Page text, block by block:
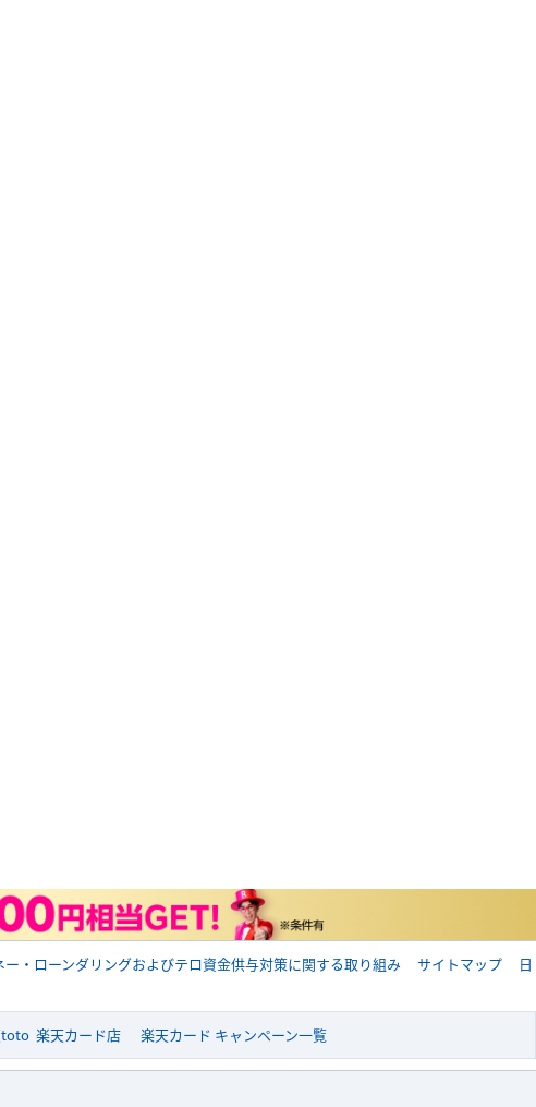
ー・ローンダリングおよびテロ資金供与対策に関する取り組み サイトマップ
日
楽天カード店 楽天カード キャンペーン一覧